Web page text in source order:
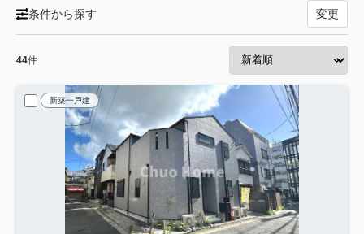
条件から探す 変更
44件
新築一戸建